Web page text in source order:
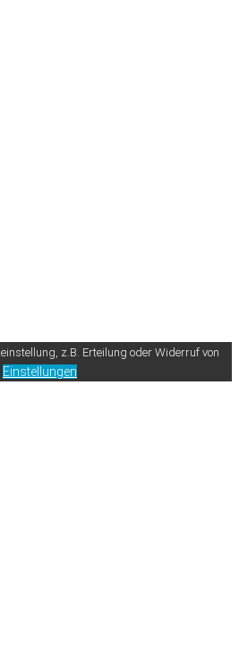
z.B. Erteilung oder Widerruf von
Einstellungen